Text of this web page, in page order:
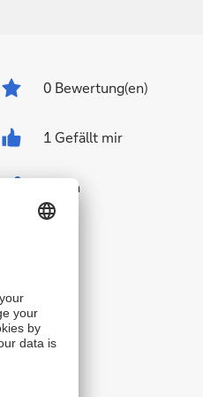
0 Bewertung(en)
1 Gefällt mir
Teilen